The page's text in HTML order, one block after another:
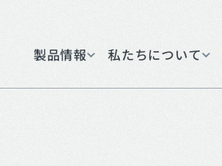
製品情報 私たちについて